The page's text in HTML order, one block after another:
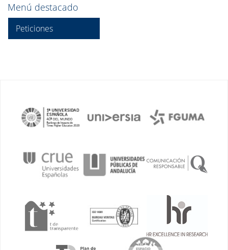
Menú destacado
Peticiones